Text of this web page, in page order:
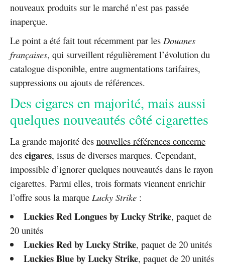
nouveaux produits sur le marché n’est pas passée
inaperçue.
Le point a été fait tout récemment par les Douanes
françaises, qui surveillent régulièrement l’évolution du
catalogue disponible, entre augmentations tarifaires,
suppressions ou ajouts de références.
Des cigares en majorité, mais aussi
quelques nouveautés côté cigarettes
La grande majorité des nouvelles références concerne
des cigares, issus de diverses marques. Cependant,
impossible d’ignorer quelques nouveautés dans le rayon
cigarettes. Parmi elles, trois formats viennent enrichir
l’offre sous la marque Lucky Strike :
Luckies Red Longues by Lucky Strike, paquet de
20 unités
Luckies Red by Lucky Strike, paquet de 20 unités
Luckies Blue by Lucky Strike, paquet de 20 unités